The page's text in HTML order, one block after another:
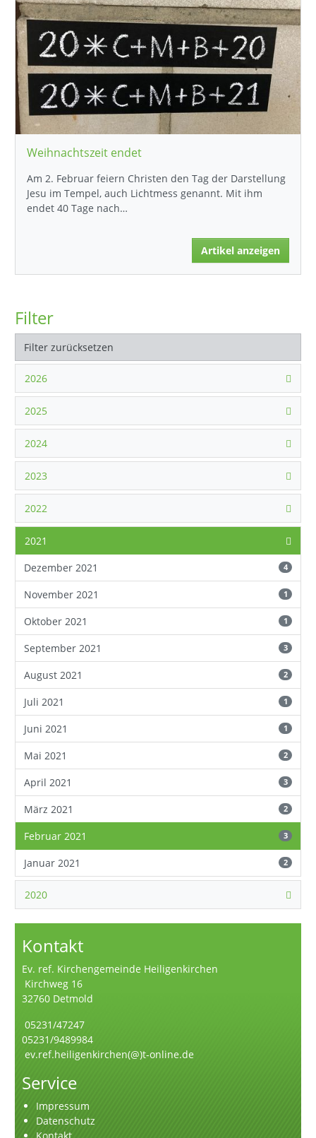
Weihnachtszeit endet
Am 2. Februar feiern Christen den Tag der Darstellung
Jesu im Tempel, auch Lichtmess genannt. Mit ihm
endet 40 Tage nach…
Artikel anzeigen
Filter
Filter zurücksetzen
2026
2025
2024
2023
2022
2021
Dezember 2021
4
November 2021 1
Oktober 2021 1
September 2021 3
August 2021 2
Juli 2021 1
Juni 2021 1
Mai 2021 2
April 2021 3
März 2021 2
Februar 2021 3
Januar 2021 2
2020
Kontakt
Ev. ref. Kirchengemeinde Heiligenkirchen
Kirchweg 16
32760 Detmold
05231/47247
05231/9489984
ev.ref.heiligenkirchen(@)t-online.de
Service
Impressum
Datenschutz
Kontakt